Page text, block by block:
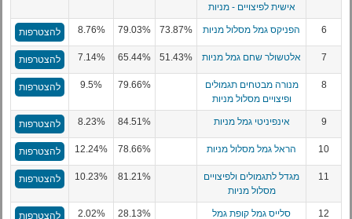
אישית לפיצויים - מניות
6 הפניקס גמל מסלול מניות 73.87%
79.03%
8.76% להצטרפות
7 אלטשולר שחם גמל מניות 51.43%
65.44%
7.14% להצטרפות
8
מנורה מבטחים תגמולים
ופיצויים מסלול מניות
79.66%
9.5% להצטרפות
9 אינפיניטי גמל מניות 84.51%
8.23% להצטרפות
10 הראל גמל מסלול מניות 78.66%
12.24% להצטרפות
11
מגדל לתגמולים ולפיצויים
מסלול מניות
81.21%
10.23% להצטרפות
12
סלייס גמל קופת גמל
28.13%
2.02% להצטרפות